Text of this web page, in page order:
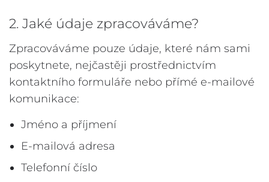
2. Jaké údaje zpracováváme?
Zpracováváme pouze údaje, které nám sami
poskytnete, nejčastěji prostřednictvím
kontaktního formuláře nebo přímé e-mailové
komunikace:
Jméno a příjmení
E-mailová adresa
Telefonní číslo